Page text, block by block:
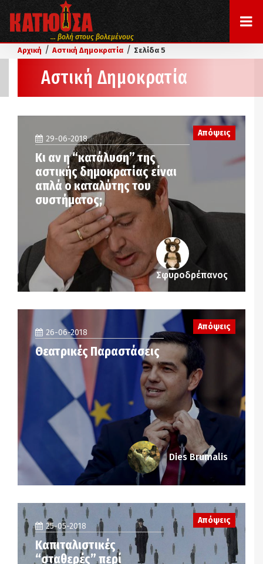
... βολή στους βολεμένους
Αρχική / Αστική Δημοκρατία / Σελίδα 5
Αστική Δημοκρατία
Απόψεις
29-06-2018
Κι αν η “κατάλυση” της
αστικής δημοκρατίας είναι
απλά ο καταλύτης του
συστήματος;
Σφυροδρέπανος
26-06-2018
Θεατρικές Παραστάσεις
Απόψεις
Dies Brumalis
25-05-2018
Καπιταλιστικές
“σταθερές” περί
Απόψεις